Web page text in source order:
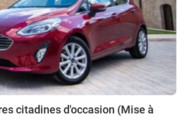
citadines d'occasion (Mise à